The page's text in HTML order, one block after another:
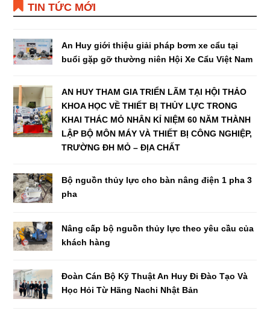
TIN TỨC MỚI
An Huy giới thiệu giải pháp bơm xe cẩu tại
buổi gặp gỡ thường niên Hội Xe Cẩu Việt Nam
AN HUY THAM GIA TRIỂN LÃM TẠI HỘI THẢO
KHOA HỌC VỀ THIẾT BỊ THỦY LỰC TRONG
KHAI THÁC MỎ NHÂN KỈ NIỆM 60 NĂM THÀNH
LẬP BỘ MÔN MÁY VÀ THIẾT BỊ CÔNG NGHIỆP,
TRƯỜNG ĐH MỎ – ĐỊA CHẤT
Bộ nguồn thủy lực cho bàn nâng điện 1 pha 3
pha
Nâng cấp bộ nguồn thủy lực theo yêu cầu của
khách hàng
Đoàn Cán Bộ Kỹ Thuật An Huy Đi Đào Tạo Và
Học Hỏi Từ Hãng Nachi Nhật Bản